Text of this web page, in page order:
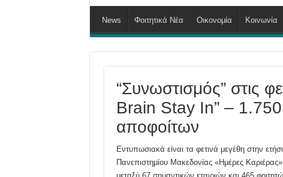
News Φοιτητικά Νέα Οικονομία Κοινωνία
“Συνωστισμός” στις
Brain Stay In” – 1.750
αποφοίτων
Εντυπωσιακά είναι τα φετινά μεγέθη στην
Πανεπιστημίου Μακεδονίας «Ημέρες